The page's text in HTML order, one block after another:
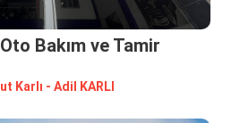
Bakım ve Tamir
Servisi
Karlı - Adi̇l KARLI